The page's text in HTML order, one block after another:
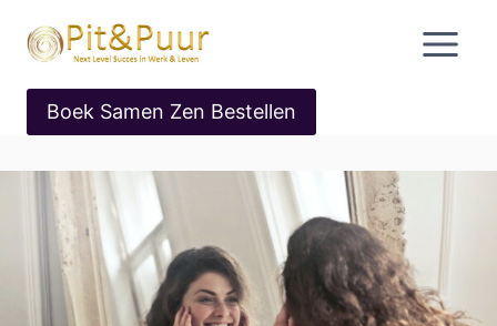
Boek Samen Zen Bestellen